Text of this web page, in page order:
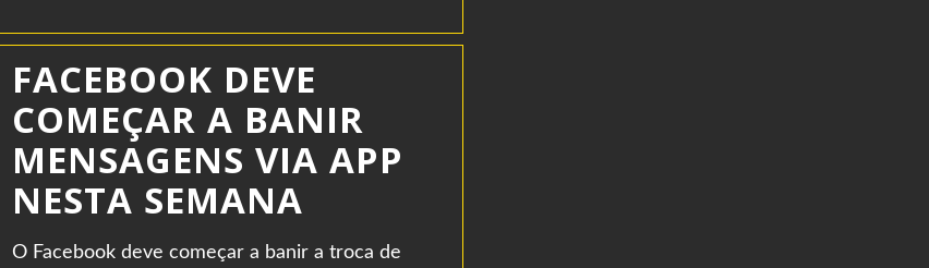
FACEBOOK DEVE
COMEÇAR A BANIR
MENSAGENS VIA APP
NESTA SEMANA
O Facebook deve começar a banir a troca de